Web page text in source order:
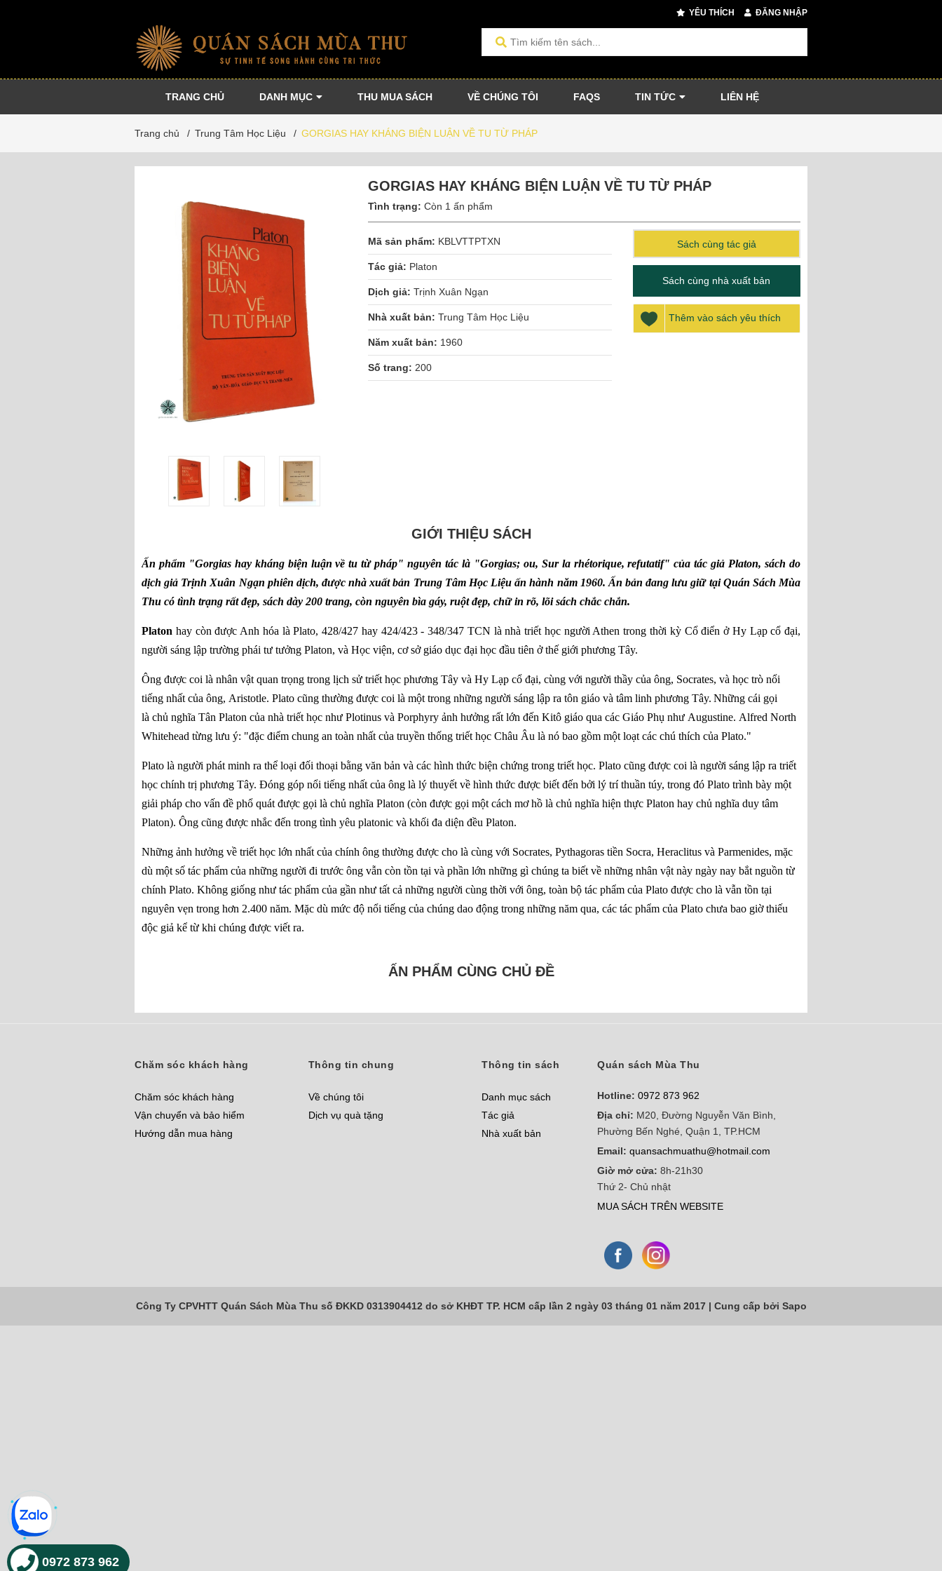
YÊU THÍCH ĐĂNG NHẬP
TRANG CHỦ DANH MỤC THU MUA SÁCH VỀ CHÚNG TÔI FAQS TIN TỨC LIÊN HỆ
Trang chủ / Trung Tâm Học Liệu / GORGIAS HAY KHÁNG BIỆN LUẬN VỀ TU TỪ PHÁP
GORGIAS HAY KHÁNG BIỆN LUẬN VỀ TU TỪ PHÁP
Tình trạng:Còn 1 ấn phẩm
Mã sản phẩm: KBLVTTPTXN
Tác giả: Platon
Dịch giả: Trịnh Xuân Ngạn
Nhà xuất bản: Trung Tâm Học Liệu
Năm xuất bản: 1960
Số trang: 200
Sách cùng tác giả
Sách cùng nhà xuất bản
Thêm vào sách yêu thích
GIỚI THIỆU SÁCH
Ấn phẩm "Gorgias hay kháng biện luận về tu từ pháp" nguyên tác là "Gorgias; ou, Sur la rhétorique, refutatif" của tác giả Platon, sách do
dịch giả Trịnh Xuân Ngạn phiên dịch, được nhà xuất bản Trung Tâm Học Liệu ấn hành năm 1960. Ấn bản đang lưu giữ tại Quán Sách Mùa
Thu có tình trạng rất đẹp, sách dày 200 trang, còn nguyên bìa gáy, ruột đẹp, chữ in rõ, lõi sách chắc chắn.
Platon hay còn được Anh hóa là Plato, 428/427 hay 424/423 - 348/347 TCN lànhà triết học người Athen trong thời kỳ Cổ điển ở Hy Lạp cổ đại,
người sáng lập trường phái tư tưởng Platon, và Học viện, cơ sở giáo dục đại học đầu tiên ởthế giới phương Tây.
Ông được coi là nhân vật quan trọng trong lịch sử triết học phương Tây và Hy Lạp cổ đại, cùng với người thầy của ông, Socrates, và học trò nổi
tiếng nhất của ông, Aristotle. Plato cũng thường được coi là một trong những người sáng lập ra tôn giáo và tâm linh phương Tây. Những cái gọi
là chủ nghĩa Tân Platon của nhà triết học như Plotinus và Porphyry ảnh hưởng rất lớn đến Kitô giáo qua các Giáo Phụ như Augustine. Alfred North
Whitehead từng lưu ý: "đặc điểm chung an toàn nhất của truyền thống triết học Châu Âu là nó bao gồm một loạt các chú thích của Plato."
Plato là người phát minh ra thể loại đối thoại bằng văn bản và các hình thức biện chứng trong triết học. Plato cũng được coi là người sáng lập ra triết
học chính trị phương Tây. Đóng góp nổi tiếng nhất của ông là lý thuyết về hình thức được biết đến bởi lý trí thuần túy, trong đó Plato trình bày một
giải pháp cho vấn đề phổ quát được gọi là chủ nghĩa Platon (còn được gọi một cách mơ hồ là chủ nghĩa hiện thực Platon hay chủ nghĩa duy tâm
Platon). Ông cũng được nhắc đến trong tình yêu platonic và khối đa diện đều Platon.
Những ảnh hưởng về triết học lớn nhất của chính ông thường được cho là cùng với Socrates, Pythagoras tiền Socra, Heraclitus và Parmenides, mặc
dù một số tác phẩm của những người đi trước ông vẫn còn tồn tại và phần lớn những gì chúng ta biết về những nhân vật này ngày nay bắt nguồn từ
chính Plato. Không giống như tác phẩm của gần như tất cả những người cùng thời với ông, toàn bộ tác phẩm của Plato được cho là vẫn tồn tại
nguyên vẹn trong hơn 2.400 năm. Mặc dù mức độ nổi tiếng của chúng dao động trong những năm qua, các tác phẩm của Plato chưa bao giờ thiếu
độc giả kể từ khi chúng được viết ra.
ẤN PHẨM CÙNG CHỦ ĐỀ
Chăm sóc khách hàng
Chăm sóc khách hàng
Vận chuyển và bảo hiểm
Hướng dẫn mua hàng
Thông tin chung
Về chúng tôi
Dịch vụ quà tặng
Thông tin sách
Danh mục sách
Tác giả
Nhà xuất bản
Quán sách Mùa Thu
Hotline: 0972 873 962
Địa chỉ: M20, Đường Nguyễn Văn Bình,
Phường Bến Nghé, Quận 1, TP.HCM
Email: quansachmuathu@hotmail.com
Giờ mở cửa: 8h-21h30
Thứ 2- Chủ nhật
MUA SÁCH TRÊN WEBSITE
Công Ty CPVHTT Quán Sách Mùa Thu số ĐKKD 0313904412 do sở KHĐT TP. HCM cấp lần 2 ngày 03 tháng 01 năm 2017 | Cung cấp bởi Sapo
0972 873 962